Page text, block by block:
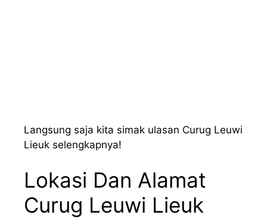
Langsung saja kita simak ulasan Curug Leuwi
Lieuk selengkapnya!
Lokasi Dan Alamat
Curug Leuwi Lieuk